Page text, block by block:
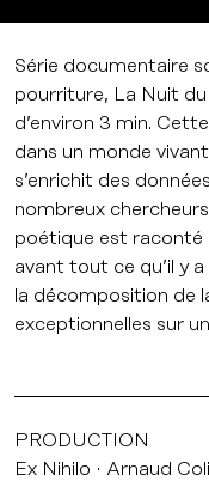
Série documentaire
pourriture, La Nuit du
d’environ 3 min.
dans un monde
s’enrichit des
nombreux
poétique est raconté
avant tout ce qu’il y
la décomposition de
exceptionnelles sur
PRODUCTION
Ex Nihilo
Arnaud